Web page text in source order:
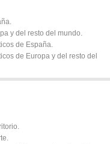
y del resto del mundo.
de España.
de Europa y del resto del